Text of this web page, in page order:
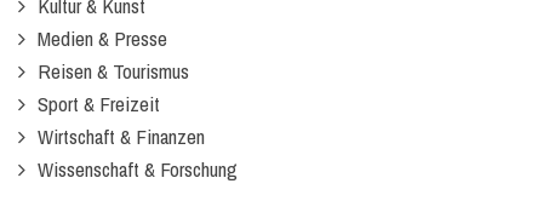
Medien & Presse
Reisen & Tourismus
Sport & Freizeit
Wirtschaft & Finanzen
Wissenschaft & Forschung